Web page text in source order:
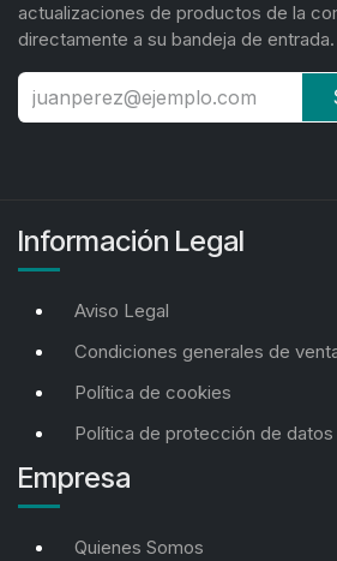
actualizaciones de productos de la
directamente a su bandeja de entrada.
Información Legal
Aviso Legal
Condiciones generales de
Política de cookies
Política de protección de
Empresa
Quienes Somos